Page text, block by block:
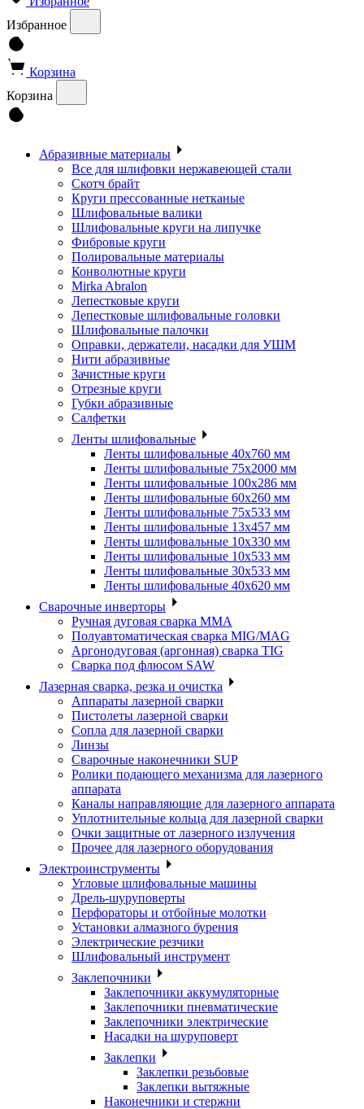
Избранное
Корзина
Корзина
Абразивные материалы
Все для шлифовки нержавеющей стали
Скотч брайт
Круги прессованные нетканые
Шлифовальные валики
Шлифовальные круги на липучке
Фибровые круги
Полировальные материалы
Конволютные круги
Mirka Abralon
Лепестковые круги
Лепестковые шлифовальные головки
Шлифовальные палочки
Оправки, держатели, насадки для УШМ
Нити абразивные
Зачистные круги
Отрезные круги
Губки абразивные
Салфетки
Ленты шлифовальные
Ленты шлифовальные 40х760 мм
Ленты шлифовальные 75х2000 мм
Ленты шлифовальные 100х286 мм
Ленты шлифовальные 60х260 мм
Ленты шлифовальные 75х533 мм
Ленты шлифовальные 13х457 мм
Ленты шлифовальные 10х330 мм
Ленты шлифовальные 10х533 мм
Ленты шлифовальные 30х533 мм
Ленты шлифовальные 40х620 мм
Сварочные инверторы
Ручная дуговая сварка MMA
Полуавтоматическая сварка MIG/MAG
Аргонодуговая (аргонная) сварка TIG
Сварка под флюсом SAW
Лазерная сварка, резка и очистка
Аппараты лазерной сварки
Пистолеты лазерной сварки
Сопла для лазерной сварки
Линзы
Сварочные наконечники SUP
Ролики подающего механизма для лазерного
аппарата
Каналы направляющие для лазерного аппарата
Уплотнительные кольца для лазерной сварки
Очки защитные от лазерного излучения
Прочее для лазерного оборудования
Электроинструменты
Угловые шлифовальные машины
Дрель-шуруповерты
Перфораторы и отбойные молотки
Установки алмазного бурения
Электрические резчики
Шлифовальный инструмент
Заклепочники
Заклепочники аккумуляторные
Заклепочники пневматические
Заклепочники электрические
Насадки на шуруповерт
Заклепки
Заклепки резьбовые
Заклепки вытяжные
Наконечники и стержни